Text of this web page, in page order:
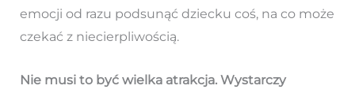
emocji od razu podsunąć dziecku coś, na co może
czekać z niecierpliwością.
Nie musi to być wielka atrakcja. Wystarczy